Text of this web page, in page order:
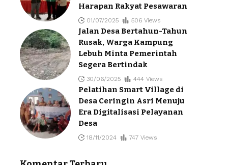
Harapan Rakyat Pesawaran
01/07/2025 506 Views
Jalan Desa Bertahun-Tahun
Rusak, Warga Kampung
Lebuh Minta Pemerintah
Segera Bertindak
30/06/2025 444 Views
Pelatihan Smart Village di
Desa Ceringin Asri Menuju
Era Digitalisasi Pelayanan
Desa
18/11/2024 747 Views